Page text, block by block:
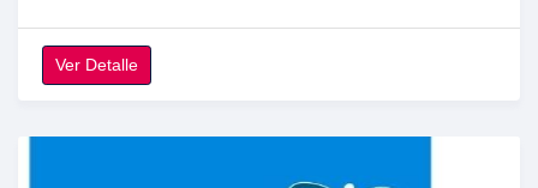
Ver Detalle